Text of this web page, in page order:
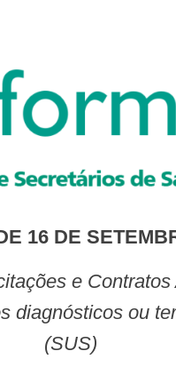
16 DE
diagnósticos ou
(SUS)